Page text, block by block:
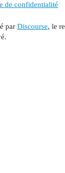
de confidentialité
par Discourse, le